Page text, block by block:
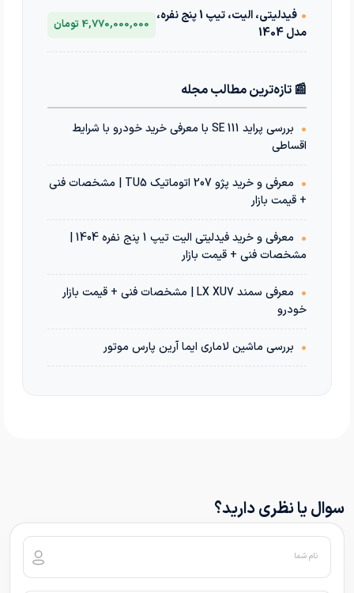
•
فیدلیتی، الیت، تیپ 1 پنج نفره،
مدل 1404
4,770,000,000 تومان
📰 تازه‌ترین مطالب مجله
•
بررسی پراید 111 SE با معرفی خرید خودرو با شرایط
اقساطی
•
معرفی و خرید پژو 207 اتوماتیک TU5 | مشخصات فنی
+ قیمت بازار
•
معرفی و خرید فیدلیتی الیت تیپ 1 پنج نفره 1404 |
مشخصات فنی + قیمت بازار
•
معرفی سمند LX XU7 | مشخصات فنی + قیمت بازار
خودرو
• بررسی ماشین لاماری ایما آرین پارس موتور
سوال یا نظری دارید؟
نام شما